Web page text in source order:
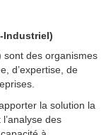
Industriel)
sont des organismes
d’expertise, de
la solution la
des